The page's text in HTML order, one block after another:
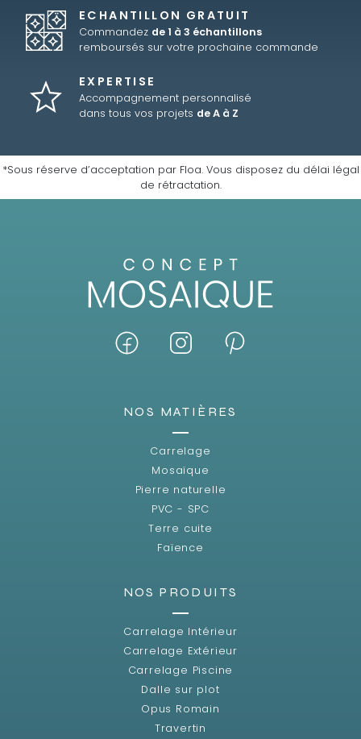
ECHANTILLON GRATUIT
Commandez de 1 à 3 échantillons
remboursés sur votre prochaine commande
EXPERTISE
Accompagnement personnalisé
dans tous vos projets de A à Z
*Sous réserve d’acceptation par Floa. Vous disposez du délai légal
de rétractation.
NOS MATIÈRES
Carrelage
Mosaïque
Pierre naturelle
PVC - SPC
Terre cuite
Faïence
NOS PRODUITS
Carrelage Intérieur
Carrelage Extérieur
Carrelage Piscine
Dalle sur plot
Opus Romain
Travertin